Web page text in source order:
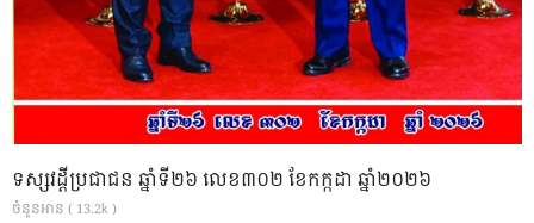
ទស្សវដ្តីប្រជាជន ឆ្នាំទី២៦ លេខ៣០២ ខែកក្កដា ឆ្នាំ២០២៦
ចំនួនអាន ( 13.2k )